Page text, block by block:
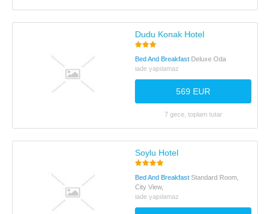
Dudu Konak Hotel
Bed And Breakfast Deluxe Oda
iade yapılamaz
569 EUR
7 gece, toplam tutar
Soylu Hotel
Bed And Breakfast Standard Room,
City View,
iade yapılamaz